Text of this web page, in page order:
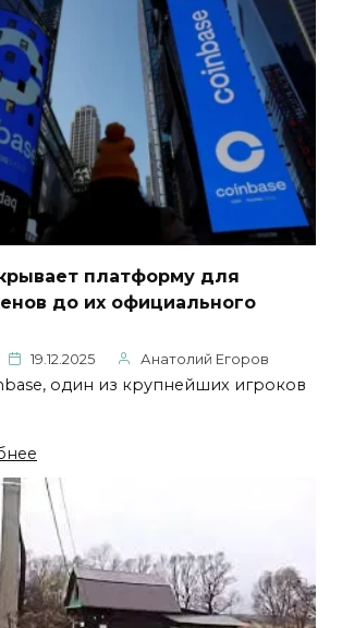
платформу для
до их официального
19.12.2025 Анатолий Егоров
один из крупнейших игроков